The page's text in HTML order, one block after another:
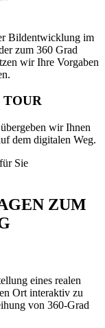
Bildentwicklung im
zum 360 Grad
wir Ihre Vorgaben
TOUR
wir Ihnen
dem digitalen Weg.
Sie
ZUM
eines realen
Ort interaktiv zu
von 360-Grad